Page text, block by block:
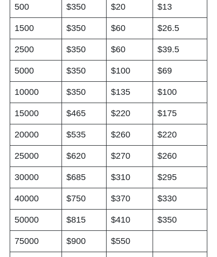
500 $350 $20 $13
1500 $350 $60 $26.5
2500 $350 $60 $39.5
5000 $350 $100 $69
10000 $350 $135 $100
15000 $465 $220 $175
20000 $535 $260 $220
25000 $620 $270 $260
30000 $685 $310 $295
40000 $750 $370 $330
50000 $815 $410 $350
75000 $900 $550